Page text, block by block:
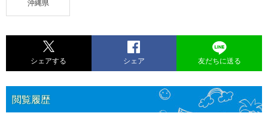
沖縄県
シェアする シェア 友だちに送る
閲覧履歴